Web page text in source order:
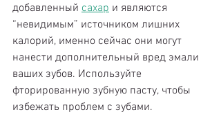
добавленный сахар и являются
“невидимым” источником лишних
калорий, именно сейчас они могут
нанести дополнительный вред эмали
ваших зубов. Используйте
фторированную зубную пасту, чтобы
избежать проблем с зубами.